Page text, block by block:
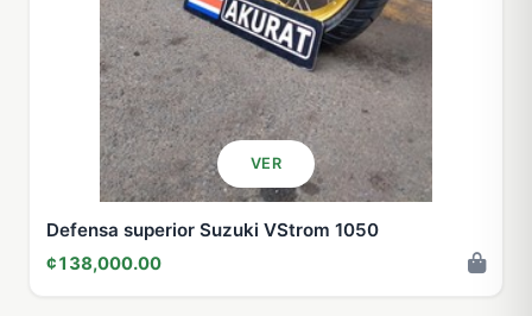
VER
Defensa superior Suzuki VStrom 1050
¢138,000.00